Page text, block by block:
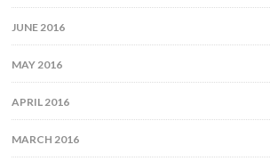
JUNE 2016
MAY 2016
APRIL 2016
MARCH 2016